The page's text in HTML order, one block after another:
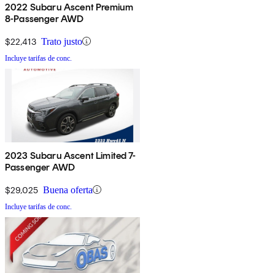
2022 Subaru Ascent Premium
8-Passenger AWD
$22,413 Trato justo
Incluye tarifas de conc.
2023 Subaru Ascent Limited 7-
Passenger AWD
$29,025 Buena oferta
Incluye tarifas de conc.